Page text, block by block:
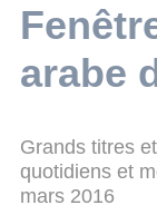
arabe
Grands titres
quotidiens et
mars 2016